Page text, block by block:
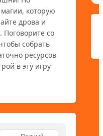
которую
дрова и
со
собрать
ресурсов
в эту игру